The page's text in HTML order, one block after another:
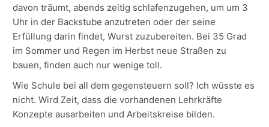
davon träumt, abends zeitig schlafenzugehen, um um 3
Uhr in der Backstube anzutreten oder der seine
Erfüllung darin findet, Wurst zuzubereiten. Bei 35 Grad
im Sommer und Regen im Herbst neue Straßen zu
bauen, finden auch nur wenige toll.
Wie Schule bei all dem gegensteuern soll? Ich wüsste es
nicht. Wird Zeit, dass die vorhandenen Lehrkräfte
Konzepte ausarbeiten und Arbeitskreise bilden.